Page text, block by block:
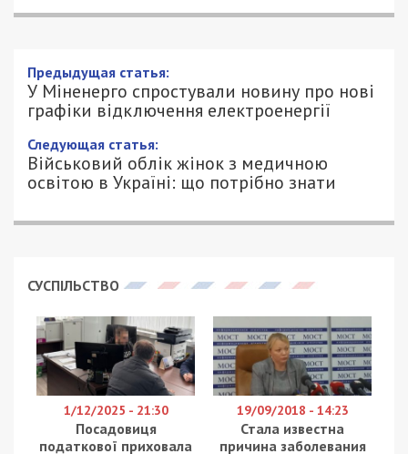
Предыдущая статья:
У Міненерго спростували новину про нові
графіки відключення електроенергії
Следующая статья:
Військовий облік жінок з медичною
освітою в Україні: що потрібно знати
СУСПІЛЬСТВО
1/12/2025 - 21:30
Посадовиця
податкової приховала
19/09/2018 - 14:23
Стала известна
причина заболевания